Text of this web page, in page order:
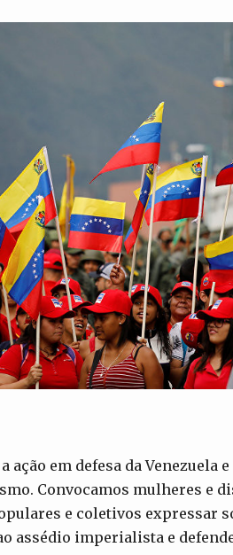
ação em defesa da Venezuela
Convocamos mulheres e
e coletivos expressar
assédio imperialista e